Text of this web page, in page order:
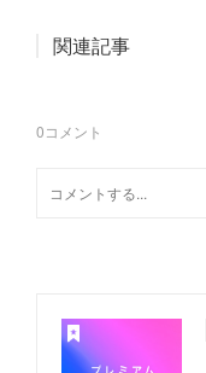
関連記事
0コメント